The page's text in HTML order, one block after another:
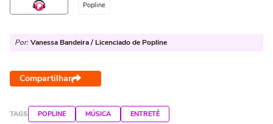
Popline
Por: Vanessa Bandeira / Licenciado de Popline
Compartilhar
TAGS POPLINE MÚSICA ENTRETÊ